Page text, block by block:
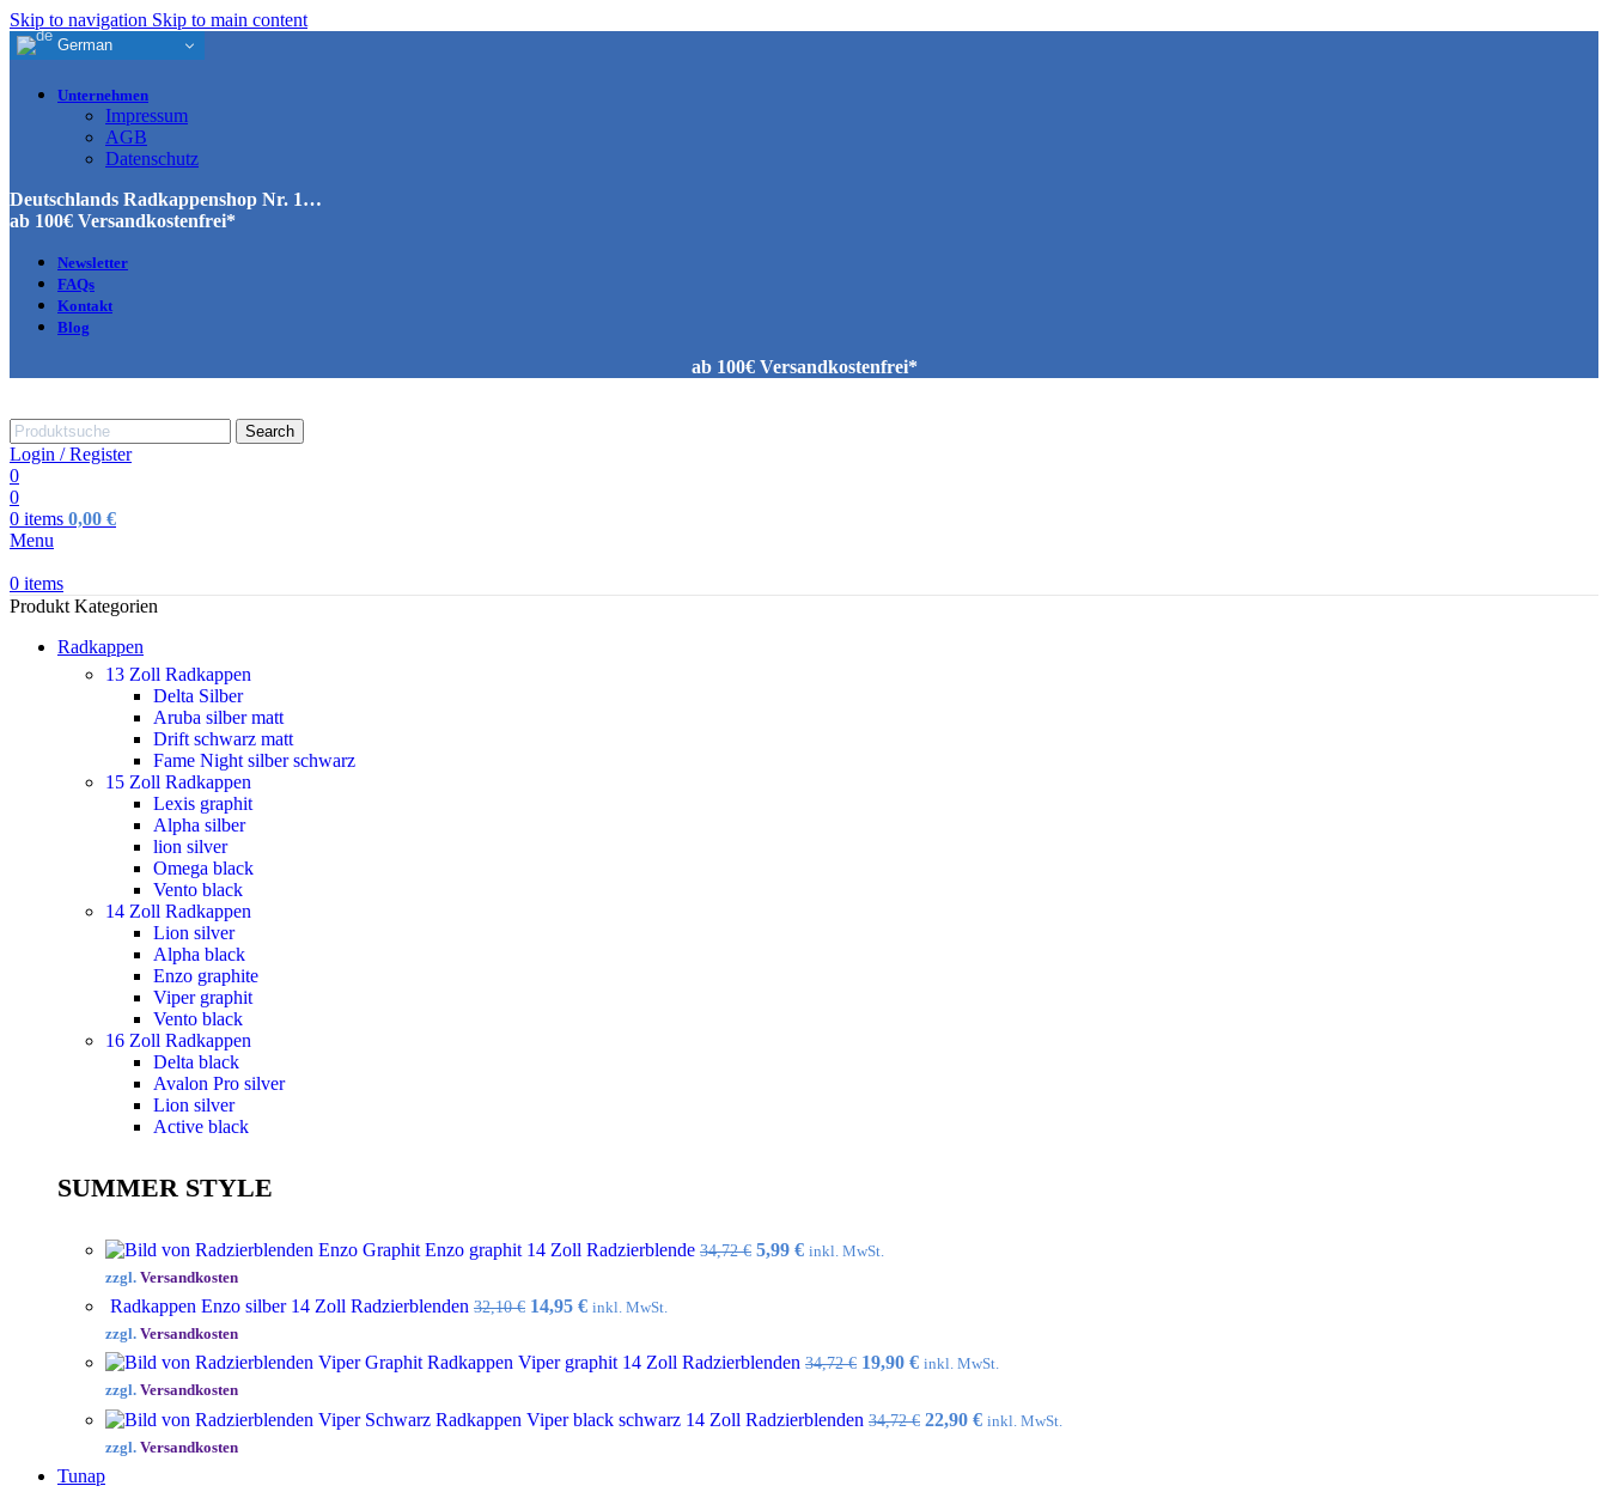
Skip to navigation Skip to main content
German
Unternehmen
Impressum
AGB
Datenschutz
Deutschlands Radkappenshop Nr. 1…
ab 100€ Versandkostenfrei*
Newsletter
FAQs
Kontakt
Blog
ab 100€ Versandkostenfrei*
Search
Login / Register
0
0
0 items 0,00 €
Menu
0 items
Produkt Kategorien
Radkappen
13 Zoll Radkappen
Delta Silber
Aruba silber matt
Drift schwarz matt
Fame Night silber schwarz
15 Zoll Radkappen
Lexis graphit
Alpha silber
lion silver
Omega black
Vento black
14 Zoll Radkappen
Lion silver
Alpha black
Enzo graphite
Viper graphit
Vento black
16 Zoll Radkappen
Delta black
Avalon Pro silver
Lion silver
Active black
SUMMER STYLE
Enzo graphit 14 Zoll Radzierblende 34,72€ Ursprünglicher
5,99 €Aktueller
inkl. MwSt.
zzgl. Versandkosten
Radkappen Enzo silber 14 Zoll Radzierblenden 32,10€ Ursprünglicher
32,10 €
14,95 €Aktueller
14,95 €.
inkl. MwSt.
zzgl. Versandkosten
Radkappen Viper graphit 14 Zoll Radzierblenden 34,72€ Ursprünglicher
34,72 €
19,90 €Aktueller
19,90 €.
inkl. MwSt.
zzgl. Versandkosten
Radkappen Viper black schwarz 14 Zoll Radzierblenden 34,72€ Ursprünglicher
22,90 €Aktueller
inkl. MwSt.
zzgl. Versandkosten
Tunap